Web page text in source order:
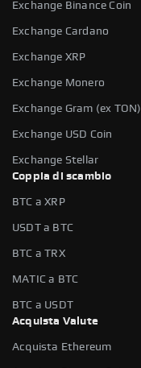
Exchange Binance Coin
Exchange Cardano
Exchange XRP
Exchange Monero
Exchange Gram (ex TON)
Exchange USD Coin
Exchange Stellar
Coppia di scambio
BTC a XRP
USDT a BTC
BTC a TRX
MATIC a BTC
BTC a USDT
Acquista Valute
Acquista Ethereum